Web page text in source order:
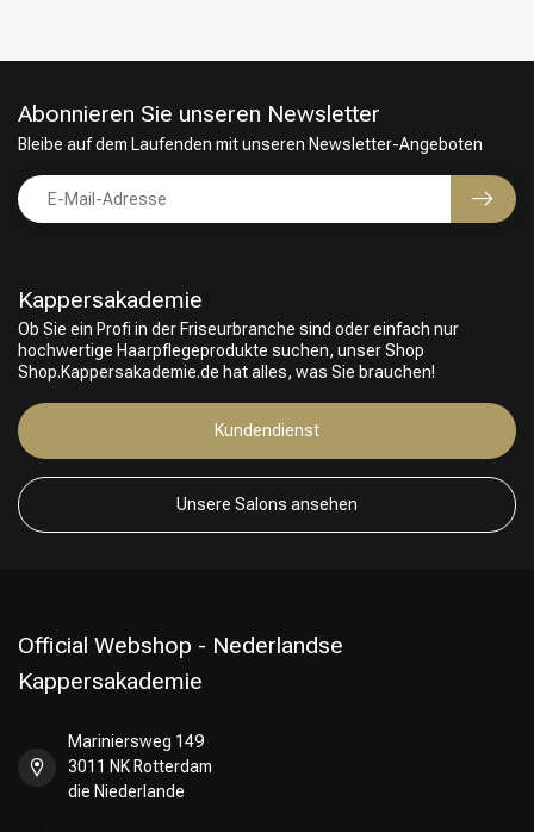
Kappersakademie
Ob Sie ein Profi in der Friseurbranche sind oder einfach nur
hochwertige Haarpflegeprodukte suchen, unser Shop
Shop.Kappersakademie.de hat alles, was Sie brauchen!
Kundendienst
Unsere Salons ansehen
Abonnieren Sie unseren Newsletter
Bleibe auf dem Laufenden mit unseren Newsletter-Angeboten
Official Webshop - Nederlandse
Kappersakademie
Mariniersweg 149
3011 NK Rotterdam
die Niederlande